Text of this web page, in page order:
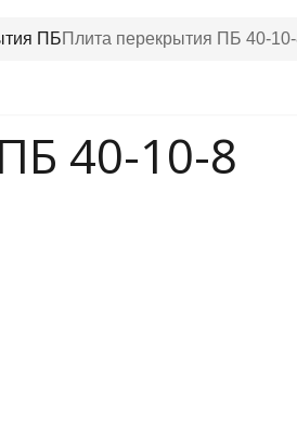
ПБПлита перекрытия ПБ 40-
40-10-8